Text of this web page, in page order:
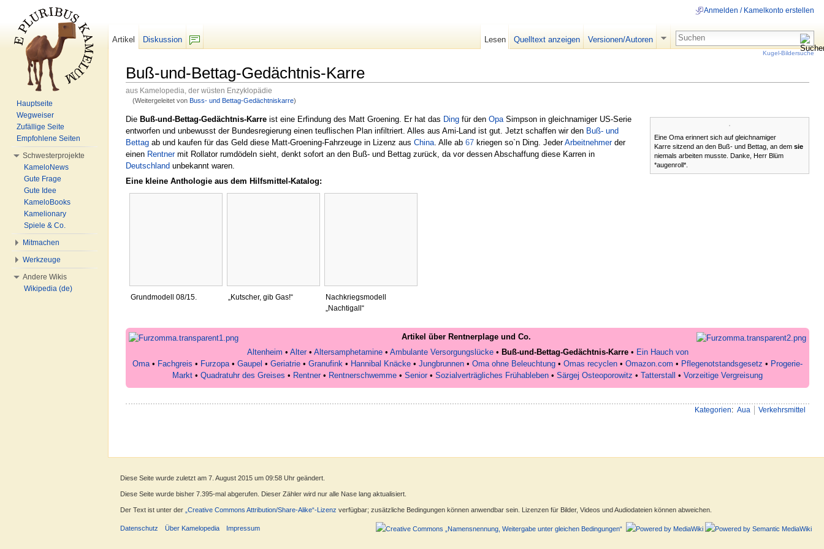
Buß-und-Bettag-Gedächtnis-Karre
aus Kamelopedia, der wüsten Enzyklopädie
(Weitergeleitet von Buss- und Bettag-Gedächtniskarre)
Eine Oma erinnert sich auf gleichnamiger
Karre sitzend an den Buß- und Bettag, an dem sie
niemals arbeiten musste. Danke, Herr Blüm
*augenroll*.
Die Buß-und-Bettag-Gedächtnis-Karre ist eine Erfindung des Matt Groening. Er hat das Ding für den Opa Simpson in gleichnamiger US-Serie
entworfen und unbewusst der Bundesregierung einen teuflischen Plan infiltriert. Alles aus Ami-Land ist gut. Jetzt schaffen wir den Buß- und
Bettag ab und kaufen für das Geld diese Matt-Groening-Fahrzeuge in Lizenz aus China . Alle ab 67 kriegen so`n Ding. JederArbeitnehmerder
einen Rentnermit Rollator rumdödeln sieht, denkt sofort an den Buß- und Bettag zurück, da vor dessen Abschaffung diese Karren in
Deutschland unbekannt waren.
Eine kleine Anthologie aus dem Hilfsmittel-Katalog:
Grundmodell 08/15. „Kutscher, gib Gas!“
Nachkriegsmodell
„Nachtigall“
Artikel über Rentnerplage und Co.
Altenheim • Alter• Altersamphetamine• Ambulante Versorgungslücke• Buß-und-Bettag-Gedächtnis-Karre• Ein Hauch von
Oma • Fachgreis • Furzopa • Gaupel • Geriatrie • Granufink • Hannibal Knäcke • Jungbrunnen • Oma ohne Beleuchtung • Omas recyclen • Omazon.com • Pflegenotstandsgesetz • Progerie-
Markt • Quadratuhr des Greises • Rentner• Rentnerschwemme • Senior• Sozialverträgliches Frühableben • Särgej Osteoporowitz • Tatterstall • Vorzeitige Vergreisung
Kategorien: Aua Verkehrsmittel
Anmelden / Kamelkonto erstellen
Artikel
Diskussion
Lesen Quelltext anzeigen Versionen/Autoren
Kugel-Bildersuche
Hauptseite
Wegweiser
Zufällige Seite
Empfohlene Seiten
Schwesterprojekte
KameloNews
Gute Frage
Gute Idee
KameloBooks
Kamelionary
Spiele & Co.
Mitmachen
Werkzeuge
Andere Wikis
Wikipedia (de)
Diese Seite wurde zuletzt am 7. August 2015 um 09:58 Uhr geändert.
Diese Seite wurde bisher 7.395-mal abgerufen. Dieser Zähler wird nur alle Nase lang aktualisiert.
Der Text ist unter der „Creative Commons Attribution/Share-Alike“-Lizenz verfügbar; zusätzliche Bedingungen können anwendbar sein. Lizenzen für Bilder, Videos und Audiodateien können abweichen.
Datenschutz Über Kamelopedia Impressum